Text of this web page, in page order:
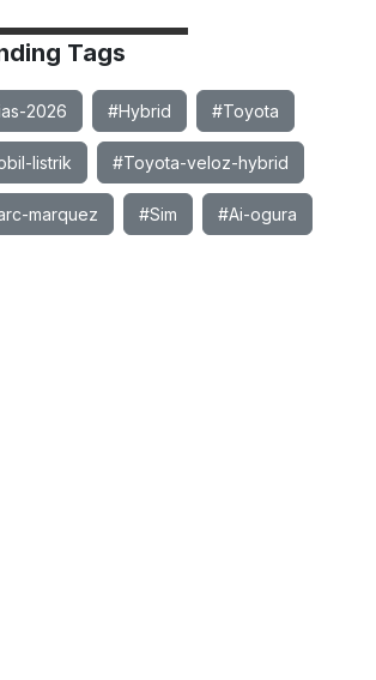
Tags
2026 #Hybrid #Toyota
listrik #Toyota-veloz-hybrid
marquez #Sim #Ai-ogura